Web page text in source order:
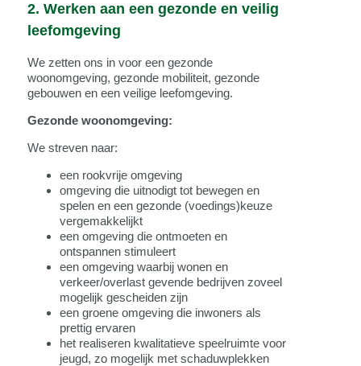
2. Werken aan een gezonde en veilig
leefomgeving
We zetten ons in voor een gezonde
woonomgeving, gezonde mobiliteit, gezonde
gebouwen en een veilige leefomgeving.
Gezonde woonomgeving:
We streven naar:
een rookvrije omgeving
omgeving die uitnodigt tot bewegen en
spelen en een gezonde (voedings)keuze
vergemakkelijkt
een omgeving die ontmoeten en
ontspannen stimuleert
een omgeving waarbij wonen en
verkeer/overlast gevende bedrijven zoveel
mogelijk gescheiden zijn
een groene omgeving die inwoners als
prettig ervaren
het realiseren kwalitatieve speelruimte voor
jeugd, zo mogelijk met schaduwplekken